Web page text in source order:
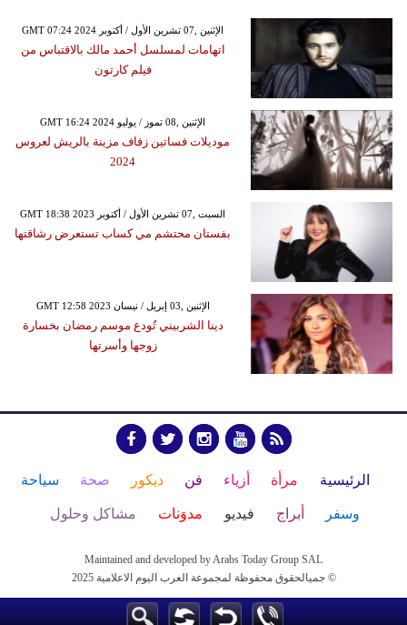
GMT 07:24 2024 الإثنين ,07 تشرين الأول / أكتوبر
اتهامات لمسلسل أحمد مالك بالاقتباس من
فيلم كارتون
GMT 16:24 2024 الإثنين ,08 تموز / يوليو
موديلات فساتين زفاف مزينة بالريش لعروس
2024
GMT 18:38 2023 السبت ,07 تشرين الأول / أكتوبر
بفستان محتشم مي كساب تستعرض رشاقتها
GMT 12:58 2023 الإثنين ,03 إبريل / نيسان
دينا الشربيني تُودع موسم رمضان بخسارة
زوجها وأسرتها
الرئيسية مرأة أزياء فن ديكور صحة سياحة
وسفر أبراج فيديو مدوَنات مشاكل وحلول
Maintained and developed by Arabs Today Group SAL
جميالحقوق محفوظة لمجموعة العرب اليوم الاعلامية 2025 ©